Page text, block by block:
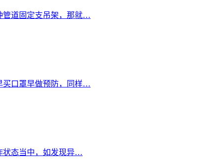
管道固定支吊架，那就…
买口罩早做预防，同样…
状态当中，如发现异…